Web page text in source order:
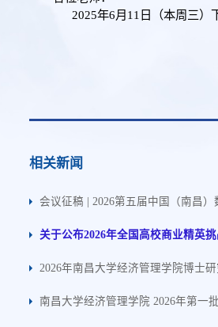
2025年6月11日（本周三）
学院
2025
相关新闻
会议征稿 | 2026第五届中国（南昌
关于公布2026年全国高校商业精英
2026年南昌大学经济管理学院博士
南昌大学经济管理学院 2026年第一